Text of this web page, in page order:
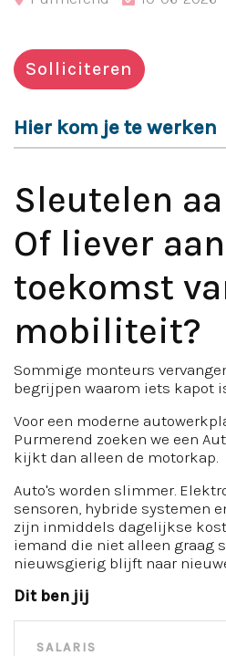
Solliciteren
Hier kom je te werken
Sleutelen
Of liever
toekomst
mobiliteit?
Sommige monteurs
begrijpen waarom iets kapot
Voor een moderne
Purmerend zoeken we een
kijkt dan alleen de motorkap.
Auto's worden slimmer.
sensoren, hybride systemen
zijn inmiddels dagelijkse
iemand die niet alleen graag
nieuwsgierig blijft naar
Dit ben jij
SALARIS